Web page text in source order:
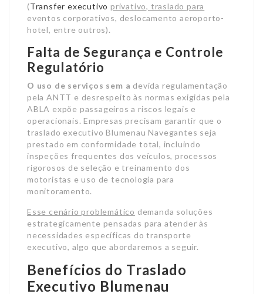
(Transfer executivo privativo, traslado para
eventos corporativos, deslocamento aeroporto-
hotel, entre outros).
Falta de Segurança e Controle
Regulatório
O uso de serviços sem a devida regulamentação
pela ANTT e desrespeito às normas exigidas pela
ABLA expõe passageiros a riscos legais e
operacionais. Empresas precisam garantir que o
traslado executivo Blumenau Navegantes seja
prestado em conformidade total, incluindo
inspeções frequentes dos veículos, processos
rigorosos de seleção e treinamento dos
motoristas e uso de tecnologia para
monitoramento.
Esse cenário problemático demanda soluções
estrategicamente pensadas para atender às
necessidades específicas do transporte
executivo, algo que abordaremos a seguir.
Benefícios do Traslado
Executivo Blumenau